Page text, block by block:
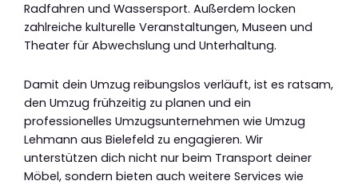
Radfahren und Wassersport. Außerdem locken
zahlreiche kulturelle Veranstaltungen, Museen und
Theater für Abwechslung und Unterhaltung.
Damit dein Umzug reibungslos verläuft, ist es ratsam,
den Umzug frühzeitig zu planen und ein
professionelles Umzugsunternehmen wie Umzug
Lehmann aus Bielefeld zu engagieren. Wir
unterstützen dich nicht nur beim Transport deiner
Möbel, sondern bieten auch weitere Services wie